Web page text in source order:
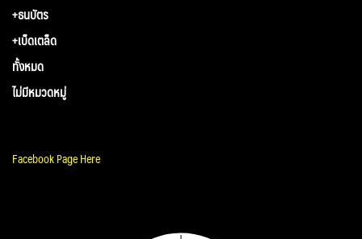
+ธนบัตร
+เบ็ดเตล็ด
ทั้งหมด
ไม่มีหมวดหมู่
Facebook Page Here